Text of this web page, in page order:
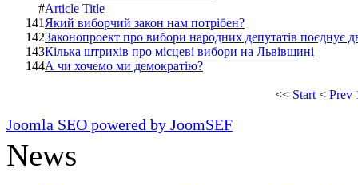
#Article Title
141 Який виборчий закон нам потрібен?
142Законопроект про вибори народних депутатів поєднує
143Кілька штрихів про місцеві вибори на Львівщині
144А чи хочемо ми демократію?
<< Start< Prev
Joomla SEO powered by JoomSEF
News